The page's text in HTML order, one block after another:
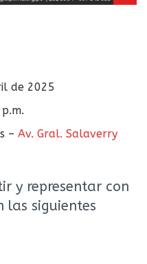
de 2025
–Av. Gral. Salaverry
y representar con
las siguientes